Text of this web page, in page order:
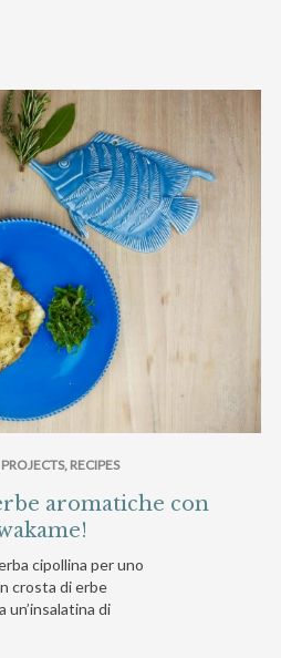
PROJECTS, RECIPES
aromatiche con
cipollina per uno
crosta di erbe
un’insalatina di